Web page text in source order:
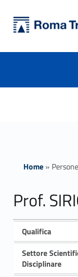
Prof. SIRIO ZOLEA - Università Roma Tre
Home» Persone
Prof.
Qualifica
Settore
Disciplinare